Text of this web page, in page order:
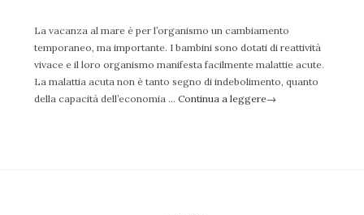
La vacanza al mare è per l’organismo un cambiamento
temporaneo, ma importante. I bambini sono dotati di reattività
vivace e il loro organismo manifesta facilmente malattie acute.
La malattia acuta non è tanto segno di indebolimento, quanto
della capacità dell’economia … Continua a leggere→